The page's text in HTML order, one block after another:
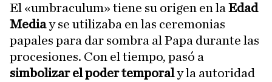
El «umbraculum» tiene su origen en la Edad
Mediay se utilizaba en las ceremonias
papales para dar sombra al Papa durante las
procesiones. Con el tiempo, pasó a
simbolizar el poder temporaly la autoridad